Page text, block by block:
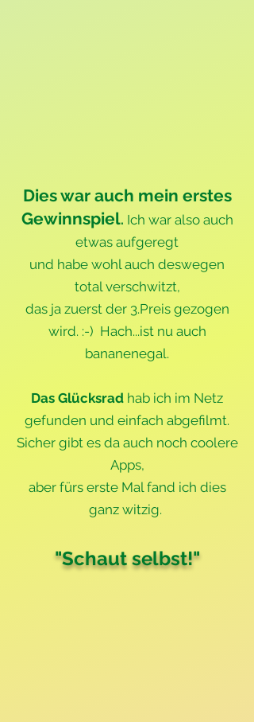
Dies war auch mein erstes
Gewinnspiel. Ich war also auch
etwas aufgeregt
und habe wohl auch deswegen
total verschwitzt,
das ja zuerst der 3.Preis gezogen
wird. :-) Hach...ist nu auch
bananenegal.
Das Glücksrad hab ich im Netz
gefunden und einfach abgefilmt.
Sicher gibt es da auch noch coolere
Apps,
aber fürs erste Mal fand ich dies
ganz witzig.
"Schaut selbst!"